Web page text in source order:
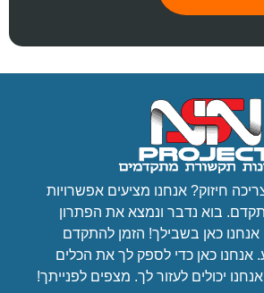
חיזוק? אנחנו מציעים אפשרויות
בוא נדבר ונמצא את הפתרון
כאן בשבילך! הזמן להתקדם
אנחנו כאן כדי לספק לך את הכלים
יכולים לעזור לך. מצפים לפנייתך!